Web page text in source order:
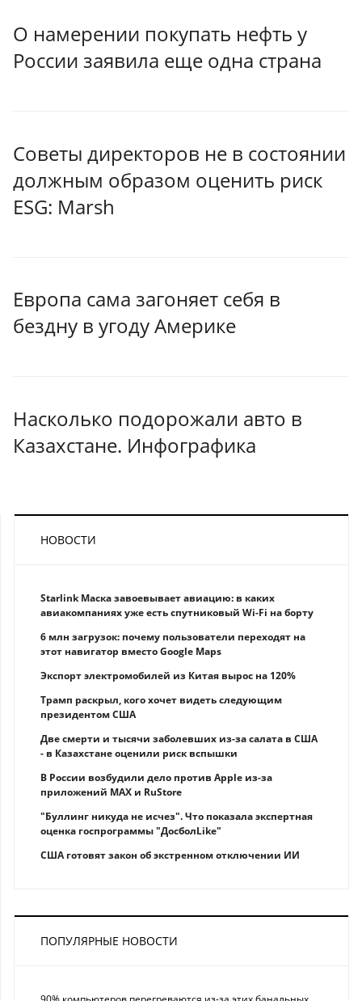
О намерении покупать нефть у
России заявила еще одна страна
Советы директоров не в состоянии
должным образом оценить риск
ESG: Marsh
Европа сама загоняет себя в
бездну в угоду Америке
Насколько подорожали авто в
Казахстане. Инфографика
НОВОСТИ
Starlink Маска завоевывает авиацию: в каких
авиакомпаниях уже есть спутниковый Wi-Fi на борту
6 млн загрузок: почему пользователи переходят на
этот навигатор вместо Google Maps
Экспорт электромобилей из Китая вырос на 120%
Трамп раскрыл, кого хочет видеть следующим
президентом США
Две смерти и тысячи заболевших из-за салата в США
- в Казахстане оценили риск вспышки
В России возбудили дело против Apple из-за
приложений MAX и RuStore
"Буллинг никуда не исчез". Что показала экспертная
оценка госпрограммы "ДосболLike"
США готовят закон об экстренном отключении ИИ
ПОПУЛЯРНЫЕ НОВОСТИ